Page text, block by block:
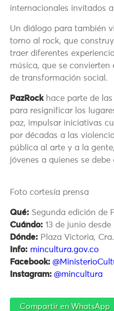
internacionales invitados a
Un diálogo para también
torno al rock, que
traer diferentes
música, que se
de transformación social.
PazRockhace parte de las
para resignificar los
paz, impulsar iniciativas
por décadas a las
pública al arte y a la
jóvenes a quienes se debe
Foto cortesía prensa
Qué: Segunda edición de
Cuándo: 13 de junio
Dónde: Plaza Victoria, Cra.
Info: mincultura.gov.co
Facebook:
Instagram: @mincultura
Compartir en WhatsApp